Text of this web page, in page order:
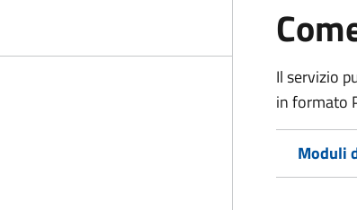
Il servizio
in formato
Moduli